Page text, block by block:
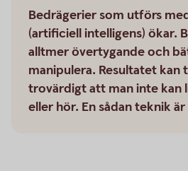
Bedrägerier som utförs
(artificiell intelligens) ökar.
alltmer övertygande och
manipulera. Resultatet kan
trovärdigt att man inte kan
eller hör. En sådan teknik